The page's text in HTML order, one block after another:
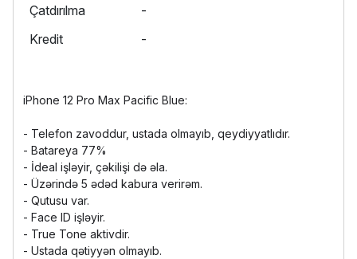
Çatdırılma
-
Kredit
-
iPhone 12 Pro Max Pacific Blue:
- Telefon zavoddur, ustada olmayıb, qeydiyyatlıdır.
- Batareya 77%
- İdeal işləyir, çəkilişi də əla.
- Üzərində 5 ədəd kabura verirəm.
- Qutusu var.
- Face ID işləyir.
- True Tone aktivdir.
- Ustada qətiyyən olmayıb.